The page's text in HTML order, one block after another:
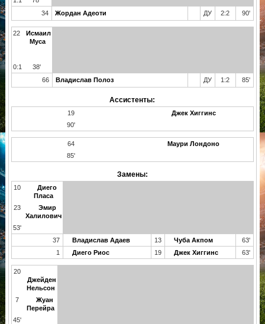
34
Жордан Адеоти ДУ 2:2 90'
22
Исмаил
Муса
0:1
38'
66
Владислав Полоз ДУ 1:2 85'
Ассистенты:
19
Джек Хиггинс
90'
64
Маури Лондоно
85'
Замены:
10
Диего
Пласа
23
Эмир
Халилович
53'
37
Владислав Адаев 13 Чуба Акпом
63'
1
Диего Риос 19 Джек Хиггинс 63'
20
Джейден
Нельсон
7
Жуан
Перейра
45'